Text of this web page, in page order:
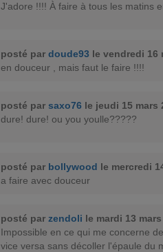
J'adore !!!! À faire à tous les matins
posté par doude93 le vendredi 16
en douceur , mais faut le faire !!!!
posté par saxo76 le jeudi 15 mars
dure! dure! ou you youlle?????
posté par bollywood le mercredi
a faire avec douceur
posté par zendoli le mardi 13 mars
Impossible en ce qui me concerne
vice versa sans décoller l'épaule du